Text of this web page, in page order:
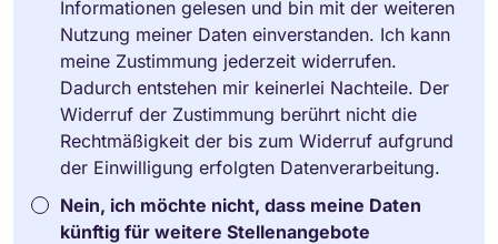
Informationen gelesen und bin mit der weiteren
Nutzung meiner Daten einverstanden. Ich kann
meine Zustimmung jederzeit widerrufen.
Dadurch entstehen mir keinerlei Nachteile. Der
Widerruf der Zustimmung berührt nicht die
Rechtmäßigkeit der bis zum Widerruf aufgrund
der Einwilligung erfolgten Datenverarbeitung.
Nein, ich möchte nicht, dass meine Daten
künftig für weitere Stellenangebote